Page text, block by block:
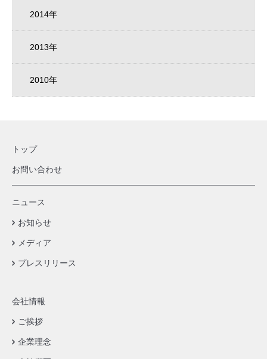
2014年
2013年
2010年
トップ
お問い合わせ
ニュース
お知らせ
メディア
プレスリリース
会社情報
ご挨拶
企業理念